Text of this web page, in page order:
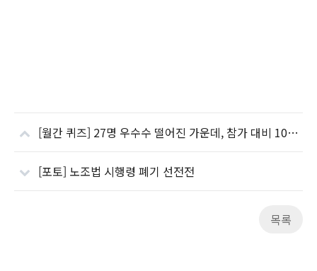
[월간 퀴즈] 27명 우수수 떨어진 가운데, 참가 대비 100% 당첨률 기록한 악조노벨지회, 한화토탈지회
[포토] 노조법 시행령 폐기 선전전
목록